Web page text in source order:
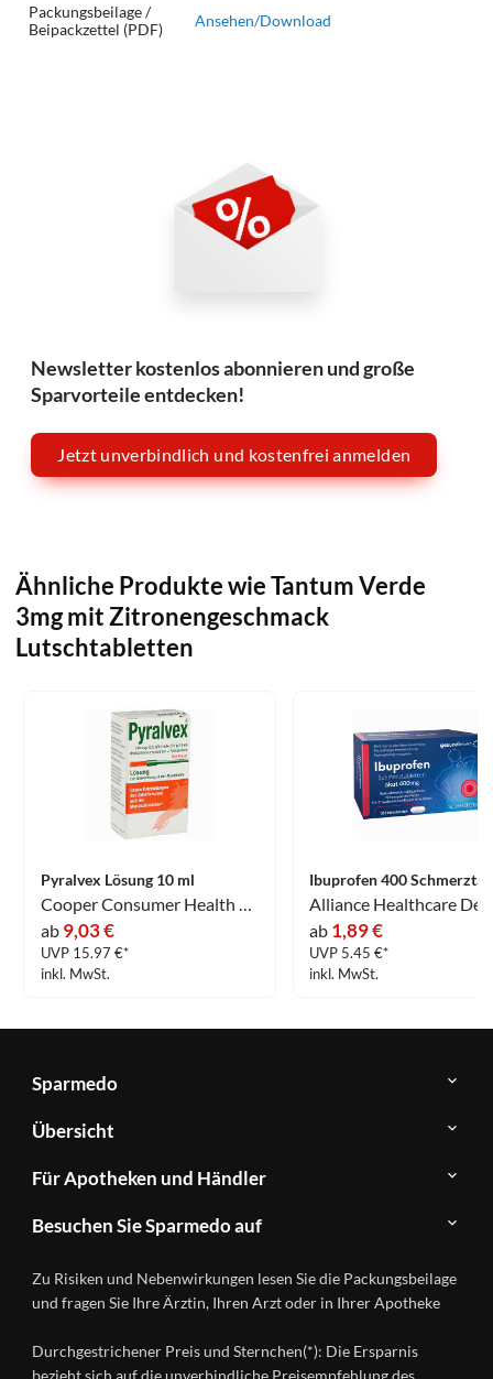
Packungsbeilage /
Beipackzettel (PDF)
Ansehen/Download
Newsletter kostenlos abonnieren und große
Sparvorteile entdecken!
Jetzt unverbindlich und kostenfrei anmelden
Ähnliche Produkte wie Tantum Verde
3mg mit Zitronengeschmack
Lutschtabletten
Pyralvex Lösung 10 ml
Cooper Consumer Health Deutschland GmbH
ab 9,03 €
UVP 15.97 €*
inkl. MwSt.
ab 1,89 €
UVP 5.45 €*
inkl. MwSt.
Sparmedo
Über
Sparmedo
FAQ
Kontakt
Datenschutz
Nutzungsbedingungen
Übersicht
Herstellerverzeichnis
Produkte
A-
Ratgeber
Wirkstoffe
Gesundheitsmagazin
Für Apotheken und Händler
&
Händlerlogin
Besuchen Sie Sparmedo auf
Instagram
Zu Risiken und Nebenwirkungen lesen Sie die Packungsbeilage
und fragen Sie Ihre Ärztin, Ihren Arzt oder in Ihrer Apotheke
Durchgestrichener Preis und Sternchen(*): Die Ersparnis
bezieht sich auf die unverbindliche Preisempfehlung des